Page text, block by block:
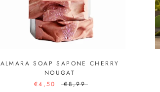
ALMARA SOAP SAPONE CHERRY
NOUGAT
€4,50
€8,99